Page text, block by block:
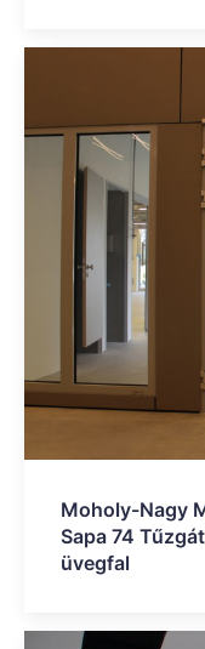
Moholy-Nagy
Sapa 74
üvegfal